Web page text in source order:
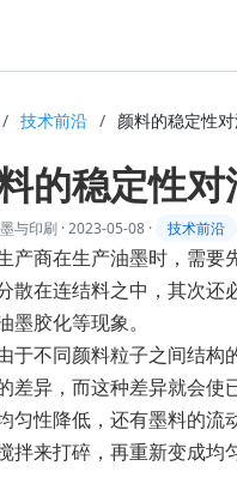
/ 技术前沿 / 颜料的稳定性
的稳定性
与印刷 ·2023-05-08 · 技术前沿
产商在生产油墨时，需要
散在连结料之中，其次还
墨胶化等现象。
于不同颜料粒子之间结构
差异，而这种差异就会使
匀性降低，还有墨料的流
拌来打碎，再重新变成均